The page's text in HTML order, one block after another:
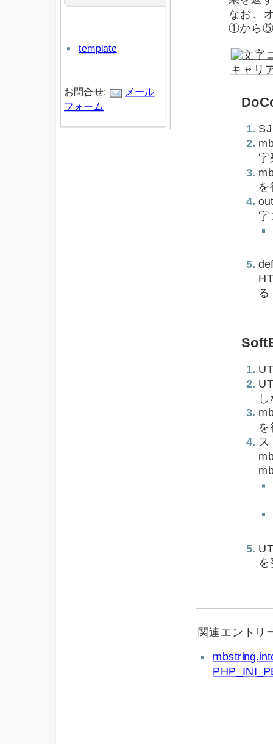
template
お問合せ:
メール
フォーム
なお、
①から⑤
字
を
字
る
を
を
関連エントリ